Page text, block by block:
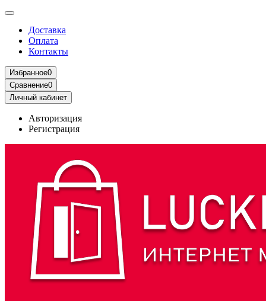
Доставка
Оплата
Контакты
Избранное0
Сравнение0
Личный кабинет
Авторизация
Регистрация